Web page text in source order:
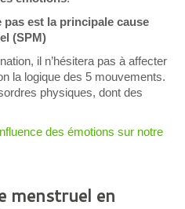
est la principale cause
(SPM)
il n’hésitera pas à affecter
la logique des 5 mouvements.
physiques, dont des
des émotions sur notre
menstruel en